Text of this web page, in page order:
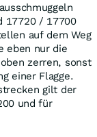
17720 / 17700
auf dem Weg
eben nur die
zerren, sonst
einer Flagge.
gilt der
und für